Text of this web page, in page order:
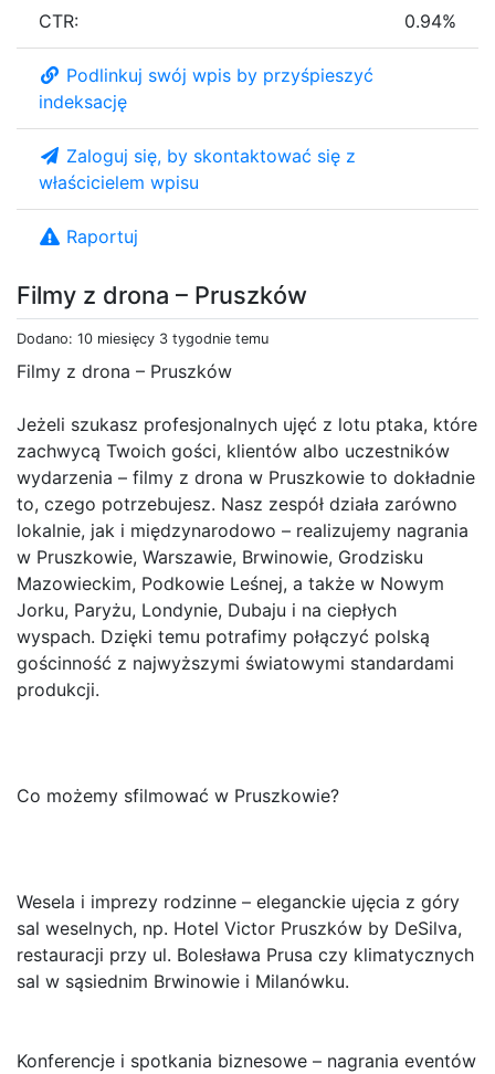
Filmy z drona – Pruszków
Dodano: 10 miesięcy 3 tygodnie temu
Filmy z drona – Pruszków
Jeżeli szukasz profesjonalnych ujęć z lotu ptaka, które
zachwycą Twoich gości, klientów albo uczestników
wydarzenia – filmy z drona w Pruszkowie to dokładnie
to, czego potrzebujesz. Nasz zespół działa zarówno
lokalnie, jak i międzynarodowo – realizujemy nagrania
w Pruszkowie, Warszawie, Brwinowie, Grodzisku
Mazowieckim, Podkowie Leśnej, a także w Nowym
Jorku, Paryżu, Londynie, Dubaju i na ciepłych
wyspach. Dzięki temu potrafimy połączyć polską
gościnność z najwyższymi światowymi standardami
produkcji.
Co możemy sfilmować w Pruszkowie?
Wesela i imprezy rodzinne – eleganckie ujęcia z góry
sal weselnych, np. Hotel Victor Pruszków by DeSilva,
restauracji przy ul. Bolesława Prusa czy klimatycznych
sal w sąsiednim Brwinowie i Milanówku.
Konferencje i spotkania biznesowe – nagrania eventów
CTR: 0.94%
Podlinkuj swój wpis by przyśpieszyć
indeksację
Zaloguj się, by skontaktować się z
właścicielem wpisu
Raportuj